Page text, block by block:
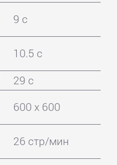
9 с
10.5 с
29 с
600 x 600
26 стр/мин